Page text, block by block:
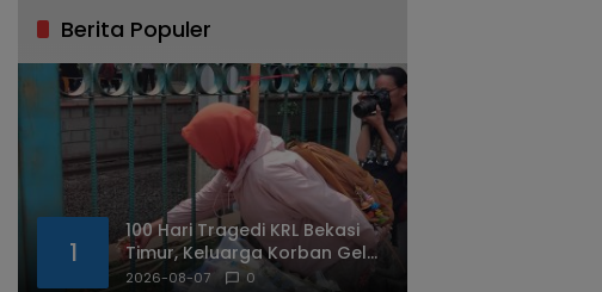
Berita Populer
1
100 Hari Tragedi KRL Bekasi
Timur, Keluarga Korban Gelar
Doa Bersama dan Tabur
2026-08-07 0